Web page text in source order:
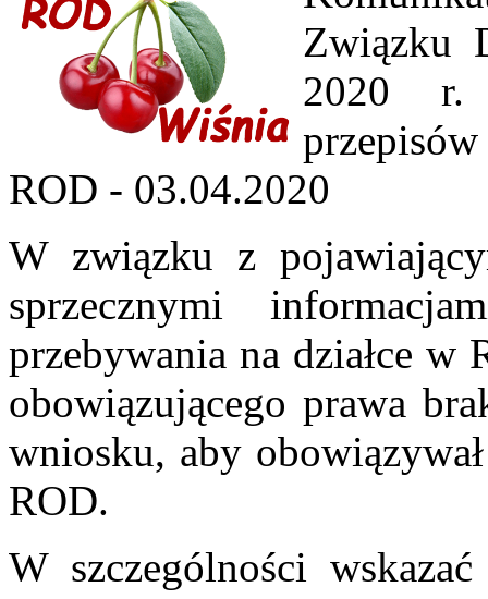
Związku
2020 r.
ROD - 03.04.2020
W związku z
sprzecznymi
przebywania na działce
obowiązującego prawa
wniosku, aby
ROD.
W szczególności